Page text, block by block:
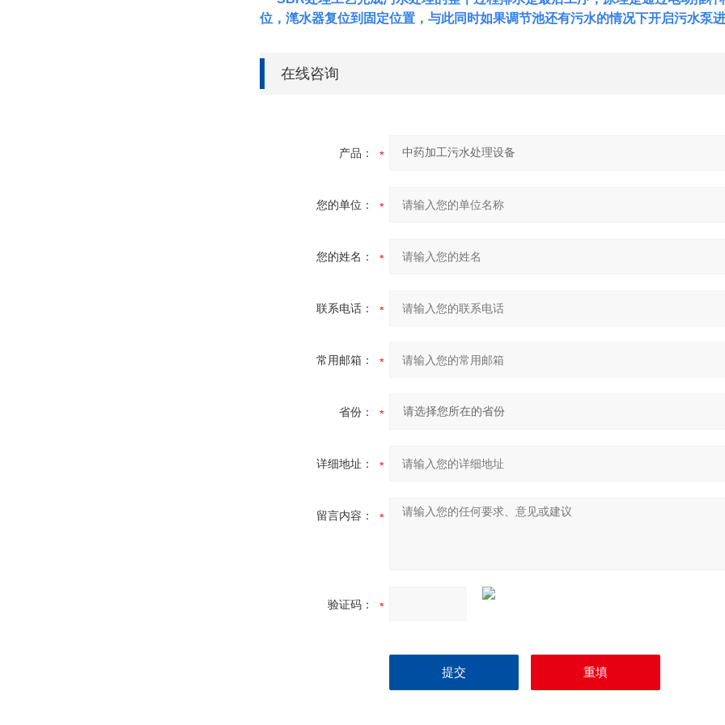
位，滗水器复位到固定位置，与此同时如果调节池还有污水的情况下开启污水泵
在线咨询
产品：
您的单位：
您的姓名：
联系电话：
常用邮箱：
省份：
详细地址：
留言内容：
验证码：